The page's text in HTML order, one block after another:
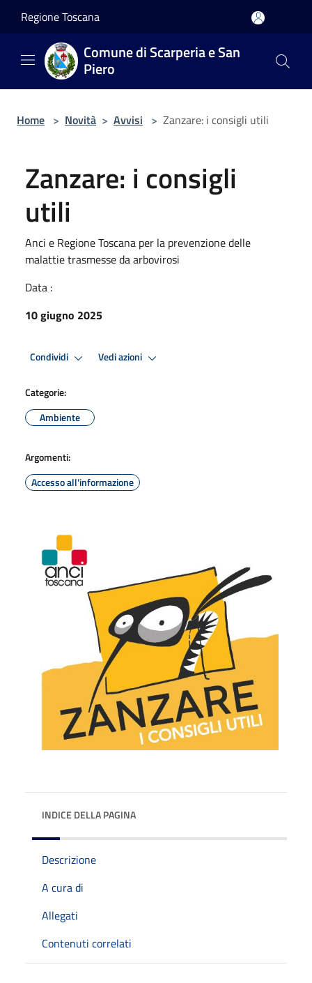
Regione Toscana
Comune di Scarperia e San
Piero
Home > Novità > Avvisi > Zanzare: i consigli utili
Zanzare: i consigli
utili
Anci e Regione Toscana per la prevenzione delle
malattie trasmesse da arbovirosi
Data :
10 giugno 2025
Condividi Vedi azioni
Categorie:
Ambiente
Argomenti:
Accesso all'informazione
INDICE DELLA PAGINA
Descrizione
A cura di
Allegati
Contenuti correlati